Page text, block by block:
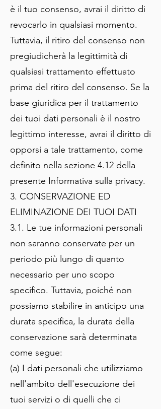
è il tuo consenso, avrai il diritto di
revocarlo in qualsiasi momento.
Tuttavia, il ritiro del consenso non
pregiudicherà la legittimità di
qualsiasi trattamento effettuato
prima del ritiro del consenso. Se la
base giuridica per il trattamento
dei tuoi dati personali è il nostro
legittimo interesse, avrai il diritto di
opporsi a tale trattamento, come
definito nella sezione 4.12 della
presente Informativa sulla privacy.
3. CONSERVAZIONE ED
ELIMINAZIONE DEI TUOI DATI
3.1. Le tue informazioni personali
non saranno conservate per un
periodo più lungo di quanto
necessario per uno scopo
specifico. Tuttavia, poiché non
possiamo stabilire in anticipo una
durata specifica, la durata della
conservazione sarà determinata
come segue:
(a) I dati personali che utilizziamo
nell'ambito dell'esecuzione dei
tuoi servizi o di quelli che ci